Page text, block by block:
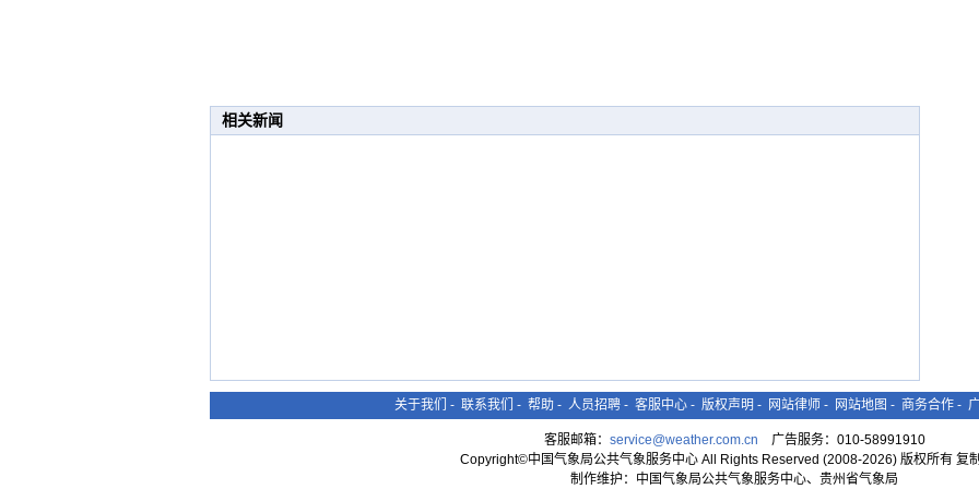
相关新闻
关于我们 - 联系我们 - 帮助 - 人员招聘 - 客服中心 - 版权声明 - 网站律师 - 网站地图 - 商务合作 -
客服邮箱： service@weather.com.cn 广告服务：010-58991910
Copyright©中国气象局公共气象服务中心 All Rights Reserved (2008-2026) 版权所有 复
制作维护：中国气象局公共气象服务中心、贵州省气象局